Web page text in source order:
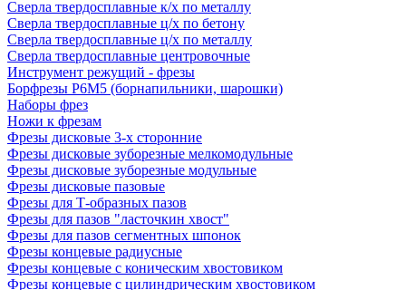
Сверла твердосплавные к/х по металлу
Сверла твердосплавные ц/х по бетону
Сверла твердосплавные ц/х по металлу
Сверла твердосплавные центровочные
Инструмент режущий - фрезы
Борфрезы Р6М5 (борнапильники, шарошки)
Наборы фрез
Ножи к фрезам
Фрезы дисковые 3-х сторонние
Фрезы дисковые зуборезные мелкомодульные
Фрезы дисковые зуборезные модульные
Фрезы дисковые пазовые
Фрезы для Т-образных пазов
Фрезы для пазов "ласточкин хвост"
Фрезы для пазов сегментных шпонок
Фрезы концевые радиусные
Фрезы концевые с коническим хвостовиком
Фрезы концевые с цилиндрическим хвостовиком